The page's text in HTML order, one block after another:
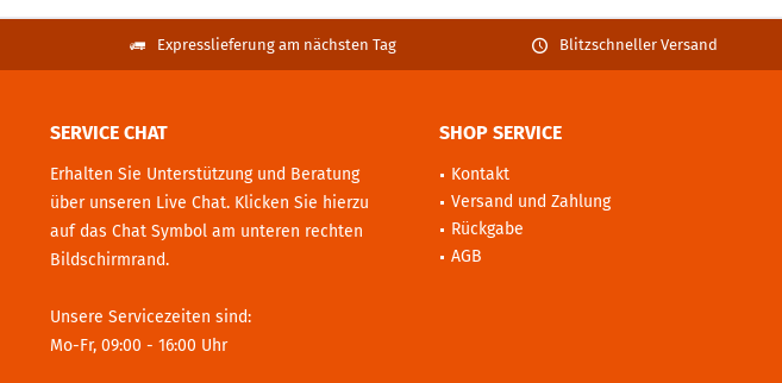
Expresslieferung am nächsten Tag Blitzschneller Versand
SERVICE CHAT
Erhalten Sie Unterstützung und Beratung
über unseren Live Chat. Klicken Sie hierzu
auf das Chat Symbol am unteren rechten
Bildschirmrand.
Unsere Servicezeiten sind:
Mo-Fr, 09:00 - 16:00 Uhr
SHOP SERVICE
Kontakt
Versand und Zahlung
Rückgabe
AGB